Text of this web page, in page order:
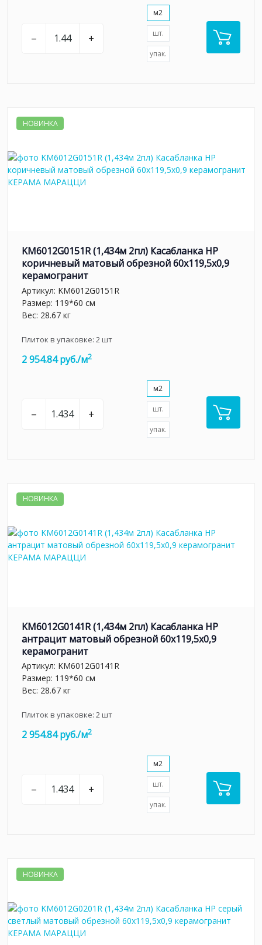
– +
м2
шт.
упак.
НОВИНКА
KM6012G0151R (1,434м 2пл) Касабланка HP
коричневый матовый обрезной 60x119,5x0,9
керамогранит
Артикул: KM6012G0151R
Размер: 119*60 см
Вес: 28.67 кг
Плиток в упаковке: 2шт
2 954.84 руб./м2
– +
м2
шт.
упак.
НОВИНКА
KM6012G0141R (1,434м 2пл) Касабланка HP
антрацит матовый обрезной 60x119,5x0,9
керамогранит
Артикул: KM6012G0141R
Размер: 119*60 см
Вес: 28.67 кг
Плиток в упаковке: 2шт
2 954.84 руб./м2
– +
м2
шт.
упак.
НОВИНКА